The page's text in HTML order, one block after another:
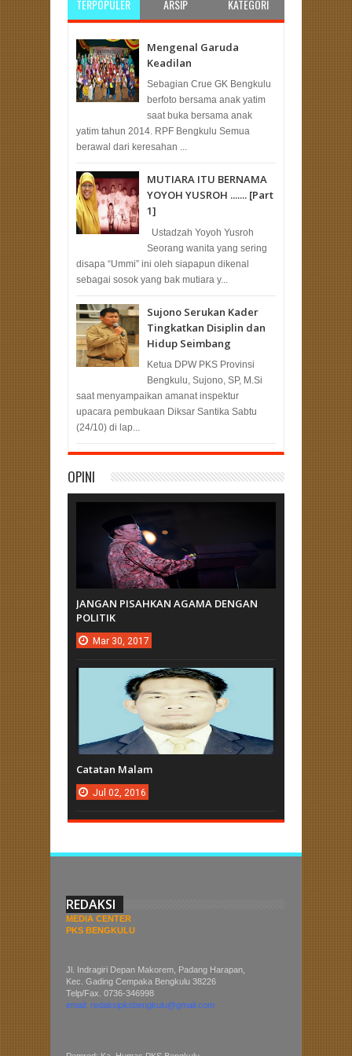
TERPOPULER ARSIP KATEGORI
Mengenal Garuda
Keadilan
Sebagian Crue GK Bengkulu
berfoto bersama anak yatim
saat buka bersama anak
yatim tahun 2014. RPF Bengkulu Semua
berawal dari keresahan ...
MUTIARA ITU BERNAMA
YOYOH YUSROH ....... [Part
1]
Ustadzah Yoyoh Yusroh
Seorang wanita yang sering
disapa “Ummi” ini oleh siapapun dikenal
sebagai sosok yang bak mutiara y...
Sujono Serukan Kader
Tingkatkan Disiplin dan
Hidup Seimbang
Ketua DPW PKS Provinsi
Bengkulu, Sujono, SP, M.Si
saat menyampaikan amanat inspektur
upacara pembukaan Diksar Santika Sabtu
(24/10) di lap...
OPINI
JANGAN PISAHKAN AGAMA DENGAN
POLITIK
Mar 30, 2017
Catatan Malam
Jul 02, 2016
REDAKSI
MEDIA CENTER
PKS BENGKULU
Jl. Indragiri Depan Makorem, Padang Harapan,
Kec. Gading Cempaka Bengkulu 38226
Telp/Fax. 0736-346998
email: redaksipksbengkulu@gmail.com